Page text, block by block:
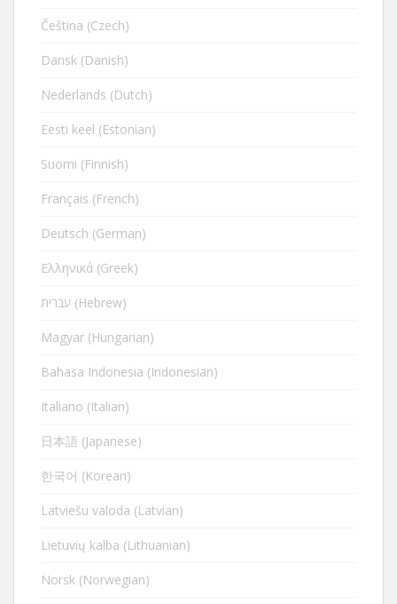
Čeština (Czech)
Dansk (Danish)
Nederlands (Dutch)
Eesti keel (Estonian)
Suomi (Finnish)
Français (French)
Deutsch (German)
Ελληνικά (Greek)
עברית (Hebrew)
Magyar (Hungarian)
Bahasa Indonesia (Indonesian)
Italiano (Italian)
日本語 (Japanese)
한국어 (Korean)
Latviešu valoda (Latvian)
Lietuvių kalba (Lithuanian)
Norsk (Norwegian)